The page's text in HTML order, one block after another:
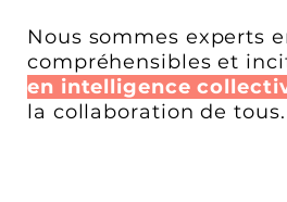
Nous sommes experts
compréhensibles et
en intelligence
la collaboration de tous.